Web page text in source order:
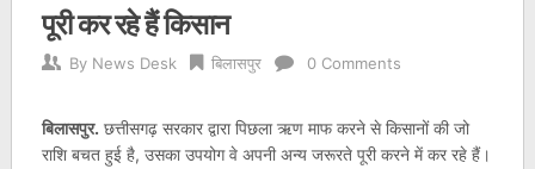
पूरी कर रहे हैं किसान
By News Desk बिलासपुर 0 Comments
बिलासपुर. छत्तीसगढ़ सरकार द्वारा पिछला ऋण माफ करने से किसानों की जो
राशि बचत हुई है, उसका उपयोग वे अपनी अन्य जरूरते पूरी करने में कर रहे हैं।